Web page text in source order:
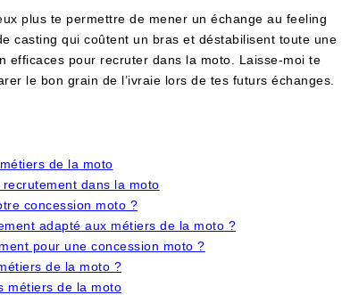
plus te permettre de mener un échange au feeling
casting qui coûtent un bras et déstabilisent toute une
efficaces pour recruter dans la moto. Laisse-moi te
le bon grain de l’ivraie lors de tes futurs échanges.
de la moto
dans la moto
concession moto ?
adapté aux métiers de la moto ?
pour une concession moto ?
de la moto ?
métiers de la moto